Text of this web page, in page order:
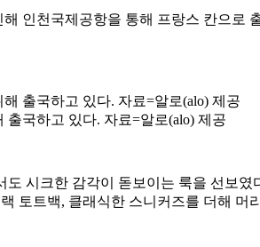
인천국제공항을 통해 프랑스 칸으로
국하고 있다. 자료=알로(alo) 제공
시크한 감각이 돋보이는 룩을 선보
토트백, 클래식한 스니커즈를 더해 머